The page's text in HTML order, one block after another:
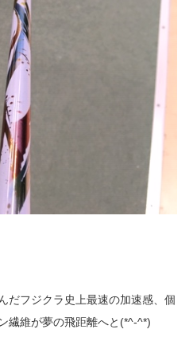
だフジクラ史上最速の加速感、個
繊維が夢の飛距離へと(*^-^*)